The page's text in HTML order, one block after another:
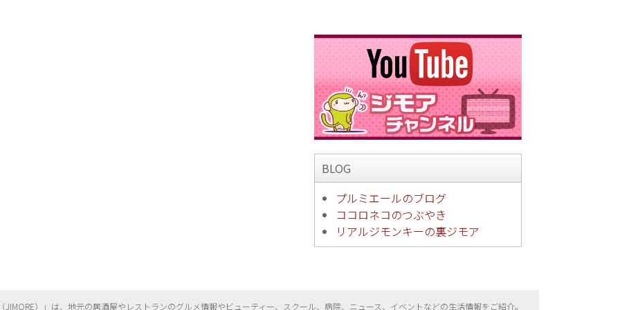
BLOG
プルミエールのブログ
ココロネコのつぶやき
リアルジモンキーの裏ジモア
JIMORE）」は、地元の居酒屋やレストランのグルメ情報やビューティー、 スクール、病院、ニュース、イベントなどの生活情報をご紹介。